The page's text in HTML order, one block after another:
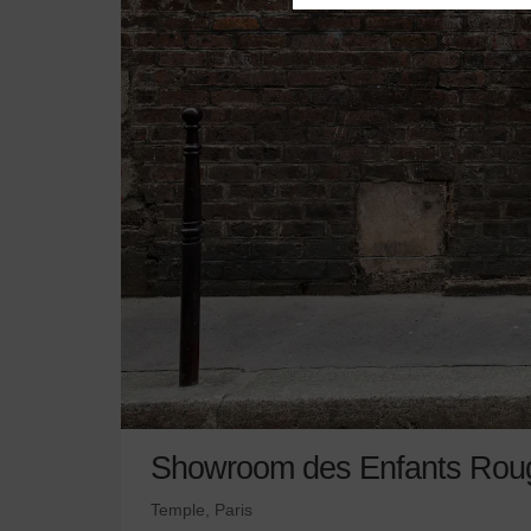
Showroom des Enfants
Temple, Paris